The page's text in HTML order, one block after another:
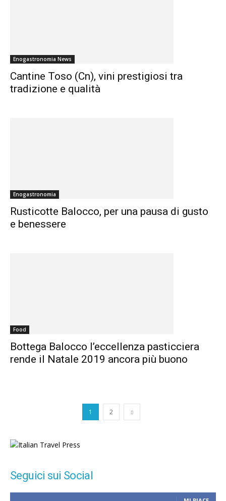
Enogastronomia News
Cantine Toso (Cn), vini prestigiosi tra
tradizione e qualità
Enogastronomia
Rusticotte Balocco, per una pausa di gusto
e benessere
Food
Bottega Balocco l’eccellenza pasticciera
rende il Natale 2019 ancora più buono
1 2
Seguici sui Social